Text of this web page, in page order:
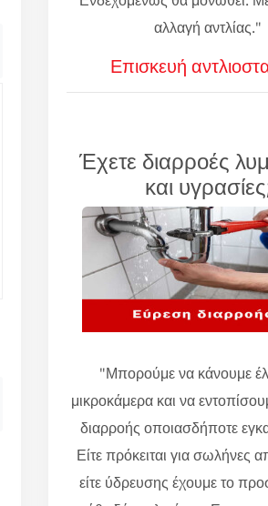
αλλαγή αντλίας."
Επισκευή
Έχετε διαρροές
και
"Μπορούμε να κάνουμε
μικροκάμερα και να
διαρροής οποιασδήποτε
Είτε πρόκειται για σωλήνες
είτε ύδρευσης έχουμε το